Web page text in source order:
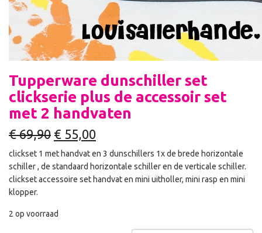
Tupperware dunschiller set
clickserie plus de accessoir set
met 2 handvaten
€69,90 € 55,00
clickset 1 met handvat en 3 dunschillers 1x de brede horizontale
schiller , de standaard horizontale schiller en de verticale schiller.
clickset accessoire set handvat en mini uitholler, mini rasp en mini
klopper.
2 op voorraad